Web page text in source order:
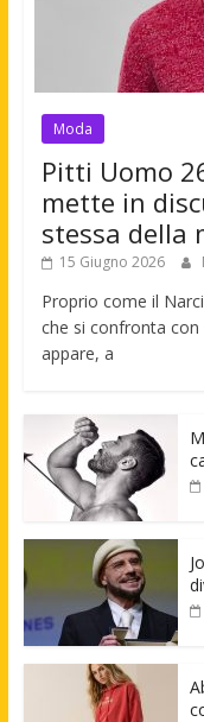
Moda
Pitti Uomo
mette in
stessa della
15 Giugno 2026
Proprio come il
che si confronta con
appare, a